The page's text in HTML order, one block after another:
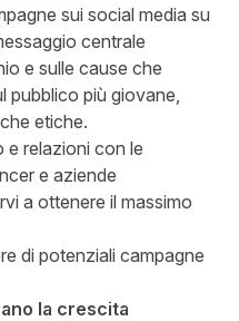
sui social media su
centrale
e sulle cause che
pubblico più giovane,
etiche.
e relazioni con le
e aziende
a ottenere il massimo
di potenziali campagne
la crescita